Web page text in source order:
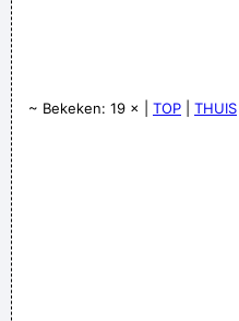
~ Bekeken: 19 × | TOP THUIS